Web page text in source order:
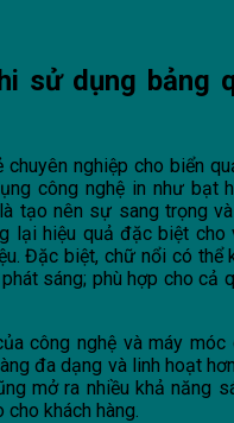
sử dụng bảng
nghiệp cho biển
công nghệ in như bạt
tạo nên sự sang trọng và
lại hiệu quả đặc biệt cho
Đặc biệt, chữ nổi có thể
sáng; phù hợp cho cả
công nghệ và máy móc
đa dạng và linh hoạt
mở ra nhiều khả năng
khách hàng.